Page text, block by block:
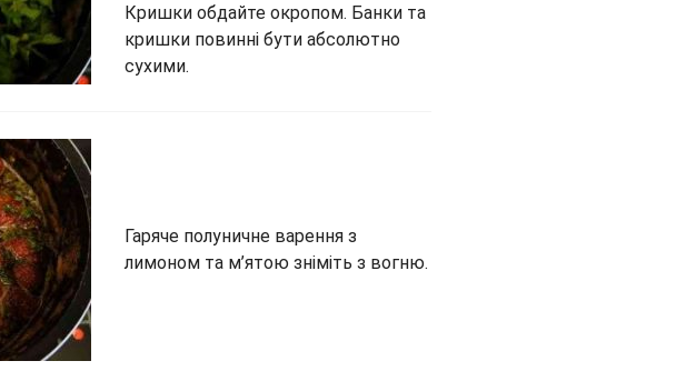
Кришки обдайте окропом. Банки та
кришки повинні бути абсолютно
сухими.
Гаряче полуничне варення з
лимоном та м’ятою зніміть з вогню.